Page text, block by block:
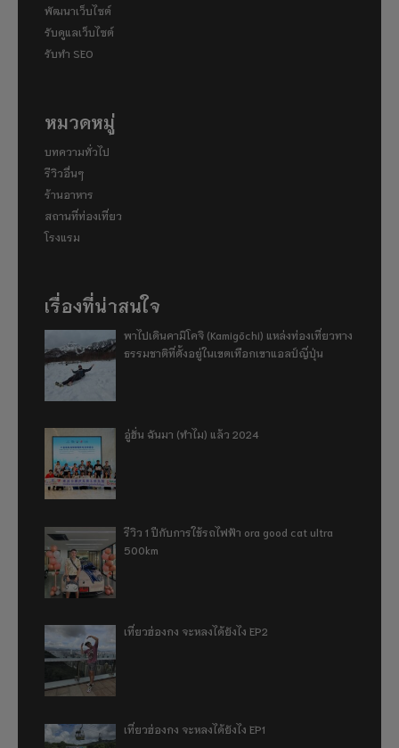
พัฒนาเว็บไซต์
รับดูแลเว็บไซต์
รับทำ SEO
หมวดหมู่
บทความทั่วไป
รีวิวอื่นๆ
ร้านอาหาร
สถานที่ท่องเที่ยว
โรงแรม
เรื่องที่น่าสนใจ
พาไปเดินคามิโคจิ (Kamigōchi) แหล่งท่องเที่ยวทาง
ธรรมชาติที่ตั้งอยู่ในเขตเทือกเขาแอลป์ญี่ปุ่น
อู่ฮั่น ฉันมา (ทำไม) แล้ว 2024
รีวิว 1 ปีกับการใช้รถไฟฟ้า ora good cat ultra
500km
เที่ยวฮ่องกง จะหลงได้ยังไง EP2
เที่ยวฮ่องกง จะหลงได้ยังไง EP1